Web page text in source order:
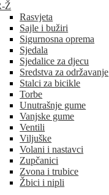
Ž
Rasvjeta
Sajle i bužiri
Sigurnosna oprema
Sjedala
Sjedalice za djecu
Sredstva za održavanje
Stalci za bicikle
Torbe
Unutrašnje gume
Vanjske gume
Ventili
Viljuške
Volani i nastavci
Zupčanici
Zvona i trubice
Žbici i nipli